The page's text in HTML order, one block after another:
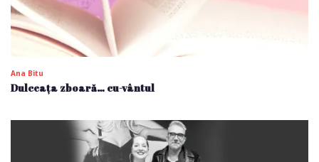
Ana Bitu
Dulceața zboară… cu-vântul